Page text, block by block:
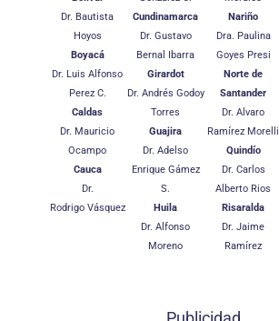
Dr. Bautista
Hoyos
Boyacá
Dr. Luis Alfonso
Perez C.
Caldas
Dr. Mauricio
Ocampo
Cauca
Dr.
Rodrigo Vásquez
Cundinamarca
Dr. Gustavo
Bernal Ibarra
Girardot
Dr. Andrés Godoy
Torres
Guajira
Dr. Adelso
Enrique Gámez
S.
Huila
Dr. Alfonso
Moreno
Nariño
Dra. Paulina
Goyes Presi
Norte de
Santander
Dr. Alvaro
Ramírez Morelli
Quindío
Dr. Carlos
Alberto Rios
Risaralda
Dr. Jaime
Ramírez